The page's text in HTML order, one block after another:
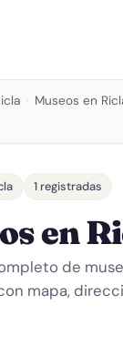
Museos en
1 registradas
en
de
mapa,